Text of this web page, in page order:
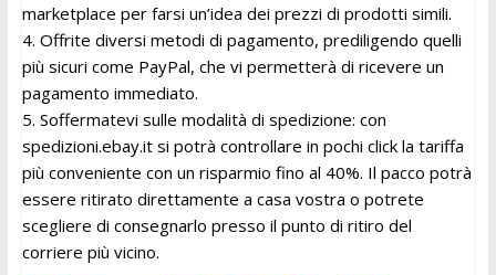
marketplace per farsi un’idea dei prezzi di prodotti simili.
4. Offrite diversi metodi di pagamento, prediligendo quelli
più sicuri come PayPal, che vi permetterà di ricevere un
pagamento immediato.
5. Soffermatevi sulle modalità di spedizione: con
spedizioni.ebay.it si potrà controllare in pochi click la tariffa
più conveniente con un risparmio fino al 40%. Il pacco potrà
essere ritirato direttamente a casa vostra o potrete
scegliere di consegnarlo presso il punto di ritiro del
corriere più vicino.